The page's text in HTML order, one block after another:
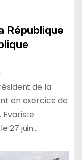
République
de la
en exercice de
Evariste
27 juin…